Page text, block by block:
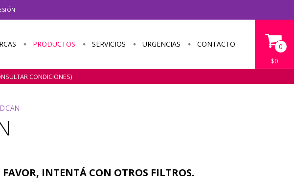
PRODUCTOS SERVICIOS URGENCIAS CONTACTO 0
$0
CONDICIONES)
INTENTÁ CON OTROS FILTROS.